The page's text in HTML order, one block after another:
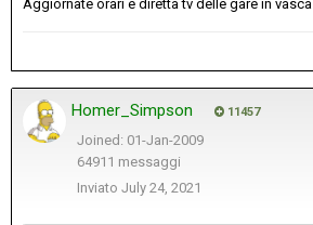
Aggiornate orari e diretta tv delle gare in vasca
Homer_Simpson 11457
Joined: 01-Jan-2009
64911 messaggi
Inviato July 24, 2021